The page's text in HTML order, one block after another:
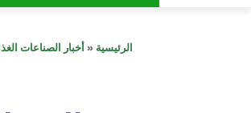
الرئيسية «أخبار الصناعات